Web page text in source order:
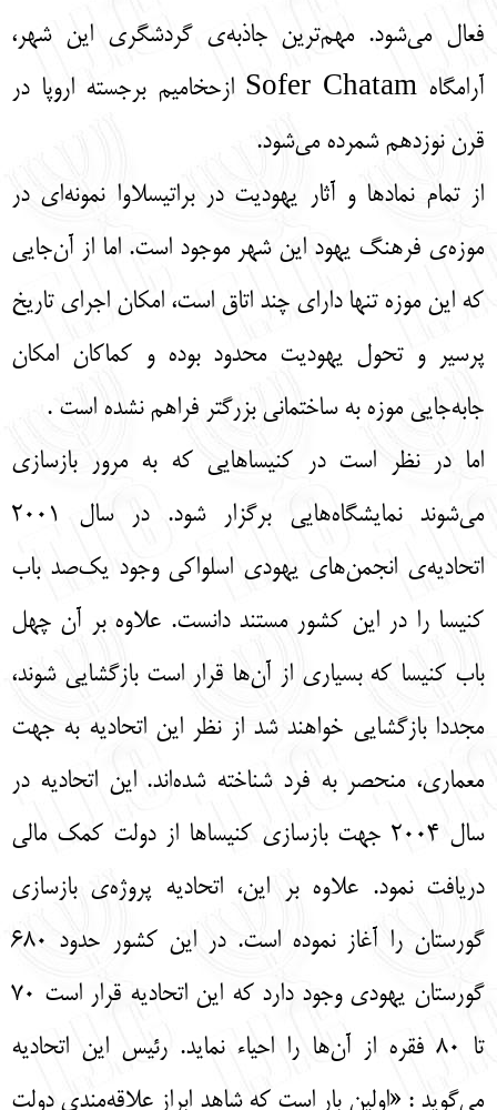
فعال مي‌شود. مهم‌ترين جاذبه‌ی گردشگري اين شهر،
آرامگاه Sofer Chatam ازحخاميم برجسته اروپا در
قرن نوزدهم شمرده مي‌شود.
از تمام نمادها و آثار يهوديت در براتيسلاوا نمونه‌اي در
موزه‌ی فرهنگ يهود اين شهر موجود است. اما از آن‌جایي
كه اين موزه تنها داراي چند اتاق است، امكان اجراي تاريخ
پرسير و تحول يهوديت محدود بوده و كماكان امكان
جابه‌جايي موزه به ساختماني بزرگتر فراهم نشده است .
اما در نظر است در كنيساهايي كه به مرور بازسازي
مي‌شوند نمايشگاه‌هايي برگزار شود. در سال 2001
اتحاديه‌ی انجمن‌هاي يهودي اسلواكي وجود يك‌صد باب
كنيسا را در اين كشور مستند دانست. علاوه بر آن چهل
باب كنيسا كه بسیاری از آن‌ها قرار است بازگشایی شوند،
مجددا بازگشايي خواهند شد از نظر اين اتحاديه به جهت
معماري، منحصر به فرد شناخته شده‌اند. اين اتحاديه در
سال 2004 جهت بازسازي كنيساها از دولت كمك مالي
دريافت نمود. علاوه بر این، اتحاديه پروژه‌ی بازسازي
گورستان را آغاز نموده است. در اين كشور حدود 680
گورستان يهودي وجود دارد كه اين اتحاديه قرار است 70
تا 80 فقره از آن‌ها را احياء نمايد. رئيس اين اتحاديه
مي‌گويد : «اولين بار است كه شاهد ابراز علاقه‌مندي دولت